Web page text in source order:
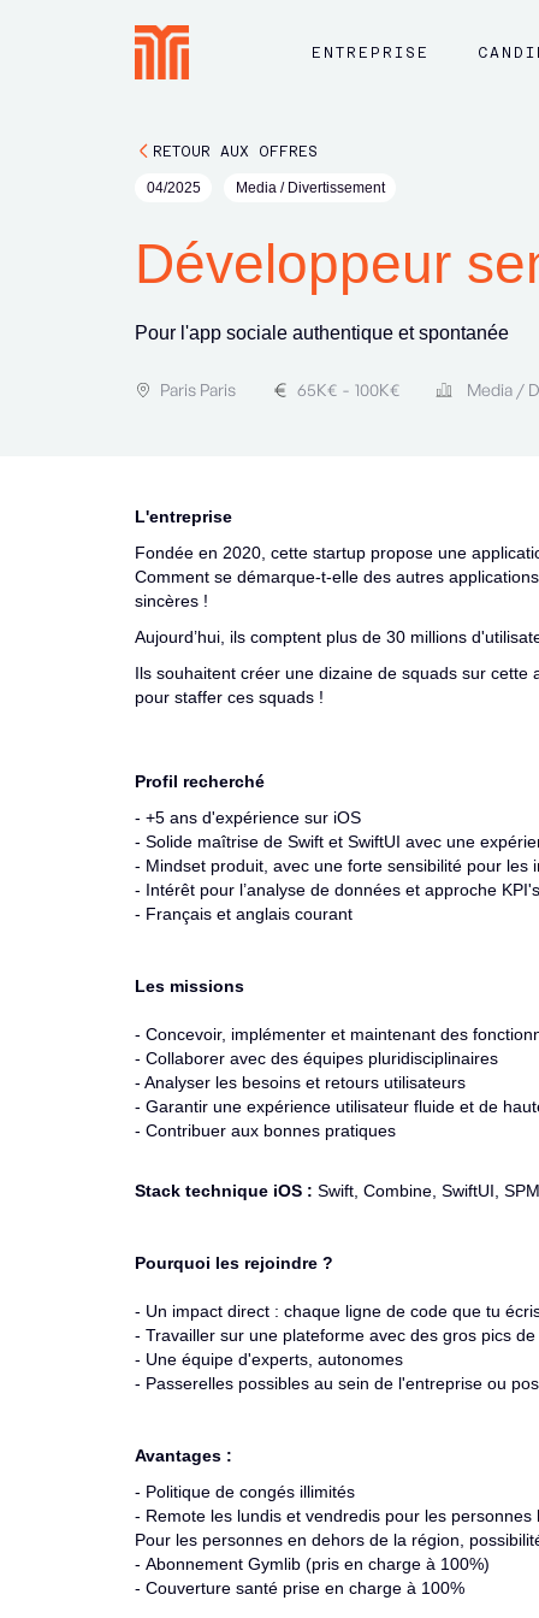
ENTREPRISE
RETOUR AUX OFFRES
04/2025 Media / Divertissement
Développeur
Pour l'app sociale authentique et spontanée
Paris Paris 65K€ - 100K€ Media /
L'entreprise
Fondée en 2020, cette startup propose une
Comment se démarque-t-elle des autres
sincères !
Aujourd’hui, ils comptent plus de 30 millions
Ils souhaitent créer une dizaine de squads sur
pour staffer ces squads !
Profil recherché
- +5 ans d'expérience sur iOS
- Solide maîtrise de Swift et SwiftUI avec une
- Mindset produit, avec une forte sensibilité pour
- Intérêt pour l’analyse de données et approche KPI's
- Français et anglais courant
Les missions
- Concevoir, implémenter et maintenant des
- Collaborer avec des équipes pluridisciplinaires
- Analyser les besoins et retours utilisateurs
- Garantir une expérience utilisateur fluide et de
- Contribuer aux bonnes pratiques
Stack technique iOS : Swift, Combine, SwiftUI,
Pourquoi les rejoindre ?
- Un impact direct : chaque ligne de code que tu
- Travailler sur une plateforme avec des gros pics
- Une équipe d'experts, autonomes
- Passerelles possibles au sein de l'entreprise ou
Avantages :
- Politique de congés illimités
- Remote les lundis et vendredis pour les
Pour les personnes en dehors de la région,
- Abonnement Gymlib (pris en charge à 100%)
- Couverture santé prise en charge à 100%